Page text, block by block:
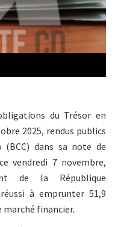
du Trésor en
2025, rendus publics
dans sa note de
vendredi 7 novembre,
de la République
à emprunter 51,9
financier.